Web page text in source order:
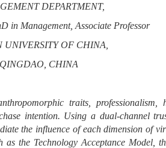
DEPARTMENT,
in Management, Associate Professor
UNIVERSITY OF CHINA,
QINGDAO, CHINA
traits, professionalism,
intention. Using a dual-channel
the influence of each dimension of
as the Technology Acceptance Model,